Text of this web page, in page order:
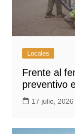
Locales
Frente al
preventivo
17 julio, 2026